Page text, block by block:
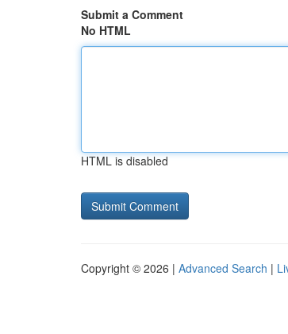
Submit a Comment
No HTML
HTML is disabled
Copyright © 2026 | Advanced Search |